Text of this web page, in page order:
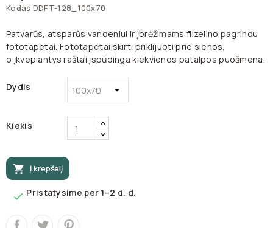
Kodas DDFT-128_100x70
Patvarūs, atsparūs vandeniui ir įbrėžimams flizelino pagrindu
fototapetai. Fototapetai skirti priklijuoti prie sienos,
o įkvepiantys raštai įspūdinga kiekvienos patalpos puošmena.
Dydis
Kiekis
 Į krepšelį
 Pristatysime per 1–2 d. d.